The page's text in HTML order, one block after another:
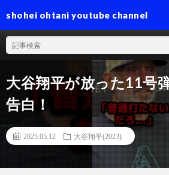
shohei ohtani youtube channel
大谷翔平が放った11号
告白！
2025.05.12 大谷翔平(2023)